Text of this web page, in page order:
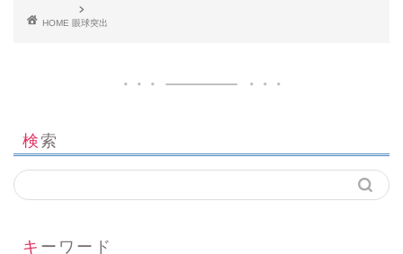
HOME 眼球突出
検索
キーワード